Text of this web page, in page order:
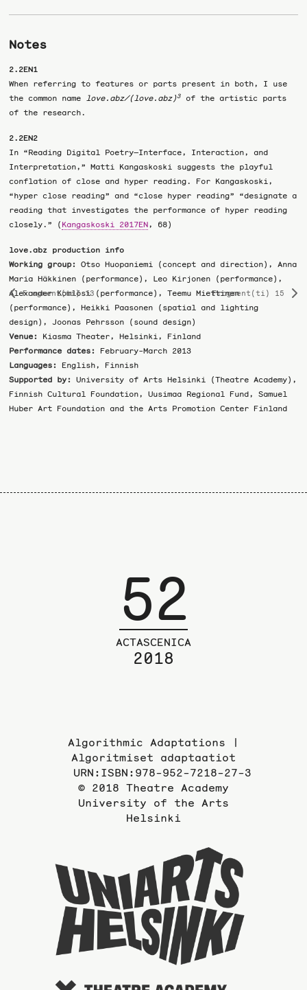
Notes
2.2EN1
When referring to features or parts present in both, I use
the common name love.abz/(love.abz)3
of the artistic parts
of the research.
2.2EN2
In “Reading Digital Poetry—Interface, Interaction, and
Interpretation,” Matti Kangaskoski suggests the playful
conflation of close and hyper reading. For Kangaskoski,
“hyper close reading” and “close hyper reading” “designate a
reading that investigates the performance of hyper reading
closely.” ( Kangaskoski 2017EN, 68)
love.abz production info
Working group: Otso Huopaniemi (concept and direction), Anna
Maria Häkkinen (performance), Leo Kirjonen (performance),
Alexander Komlósi (performance), Teemu Miettinen
(performance), Heikki Paasonen (spatial and lighting
design), Joonas Pehrsson (sound design)
Venue: Kiasma Theater, Helsinki, Finland
Performance dates: February-March 2013
Languages: English, Finnish
Supported by: University of Arts Helsinki (Theatre Academy),
Finnish Cultural Foundation, Uusimaa Regional Fund, Samuel
Huber Art Foundation and the Arts Promotion Center Finland
Previous
page
Fragment(ti) 13 Fragment(ti) 15
52
ACTASCENICA
2018
Algorithmic Adaptations |
Algoritmiset adaptaatiot
URN:ISBN:978-952-7218-27-3
© 2018 Theatre Academy
University of the Arts
Helsinki